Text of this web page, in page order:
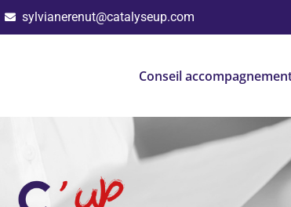
sylvianerenut@catalyseup.com
Conseil